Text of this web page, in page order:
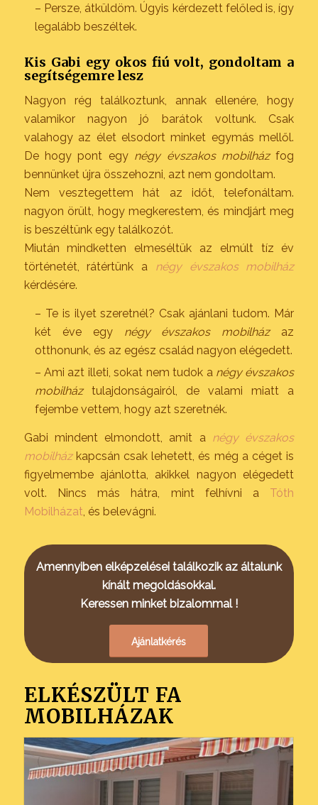
– Persze, átküldöm. Úgyis kérdezett felőled is, így
legalább beszéltek.
Kis Gabi egy okos fiú volt, gondoltam a
segítségemre lesz
Nagyon rég találkoztunk, annak ellenére, hogy
valamikor nagyon jó barátok voltunk. Csak
valahogy az élet elsodort minket egymás mellől.
De hogy pont egy négy évszakos mobilházfog
bennünket újra összehozni, azt nem gondoltam.
Nem vesztegettem hát az időt, telefonáltam.
nagyon örült, hogy megkerestem, és mindjárt meg
is beszéltünk egy találkozót.
Miután mindketten elmeséltük az elmúlt tíz év
történetét, rátértünk a négy évszakos mobilház
kérdésére.
– Te is ilyet szeretnél? Csak ajánlani tudom. Már
két éve egy négy évszakos mobilházaz
otthonunk, és az egész család nagyon elégedett.
– Ami azt illeti, sokat nem tudok a négy évszakos
mobilháztulajdonságairól, de valami miatt a
fejembe vettem, hogy azt szeretnék.
Gabi mindent elmondott, amit a négy évszakos
mobilházkapcsán csak lehetett, és még a céget is
figyelmembe ajánlotta, akikkel nagyon elégedett
volt. Nincs más hátra, mint felhívni a Tóth
Mobilházat , és belevágni.
Amennyiben elképzelései találkozik az általunk
kínált megoldásokkal.
Keressen minket bizalommal !
Ajánlatkérés
ELKÉSZÜLT FA
MOBILHÁZAK